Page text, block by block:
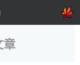
章